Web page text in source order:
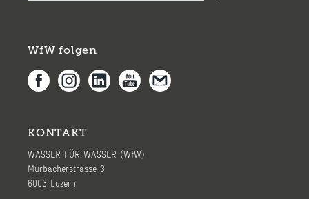
WfW folgen
KONTAKT
WASSER FÜR WASSER (WfW)
Murbacherstrasse 3
6003 Luzern